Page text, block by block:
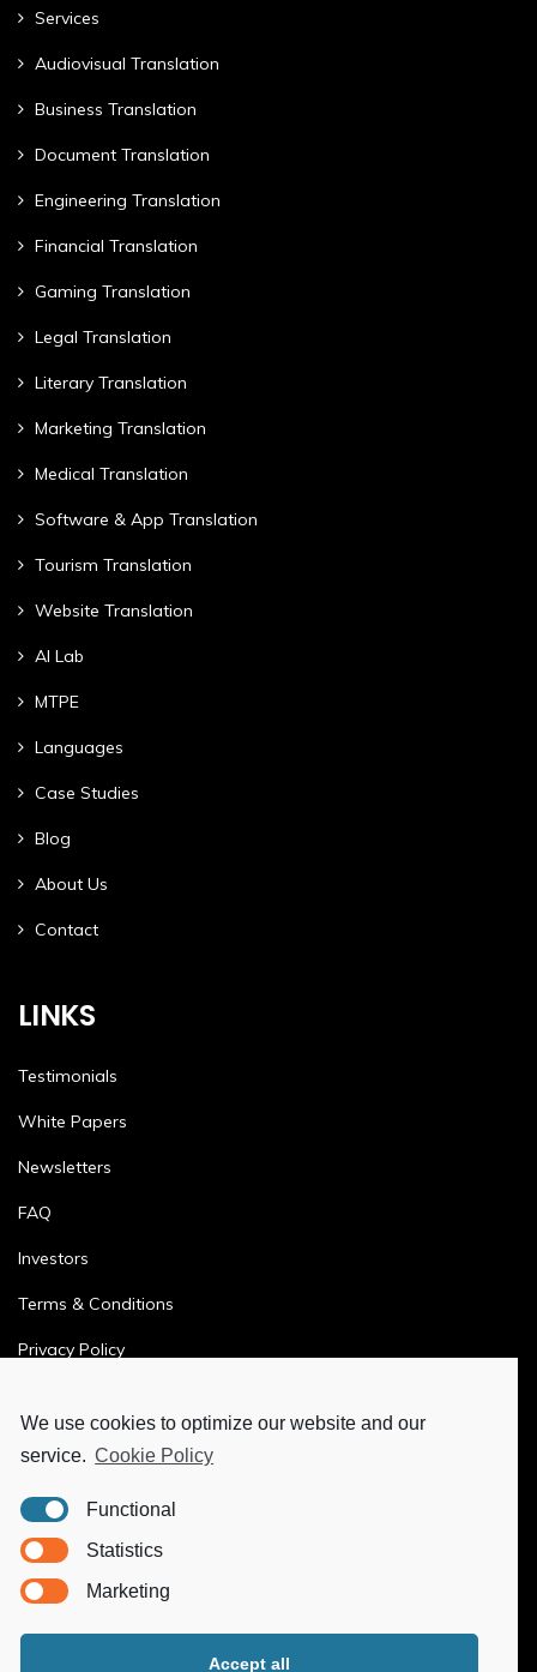
We use cookies to optimize our website and our
service. Cookie Policy
Functional
Statistics
Marketing
Accept all
Services
Audiovisual Translation
Business Translation
Document Translation
Engineering Translation
Financial Translation
Gaming Translation
Legal Translation
Literary Translation
Marketing Translation
Medical Translation
Software & App Translation
Tourism Translation
Website Translation
AI Lab
MTPE
Languages
Case Studies
Blog
About Us
Contact
LINKS
Testimonials
White Papers
Newsletters
FAQ
Investors
Terms & Conditions
Privacy Policy
Ya-Hub Digital
Ya-Hub Consulting
Ya-Hub Platform